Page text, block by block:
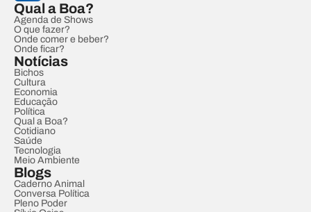
Qual a Boa?
Agenda de Shows
O que fazer?
Onde comer e beber?
Onde ficar?
Notícias
Bichos
Cultura
Economia
Educação
Política
Qual a Boa?
Cotidiano
Saúde
Tecnologia
Meio Ambiente
Blogs
Caderno Animal
Conversa Política
Pleno Poder